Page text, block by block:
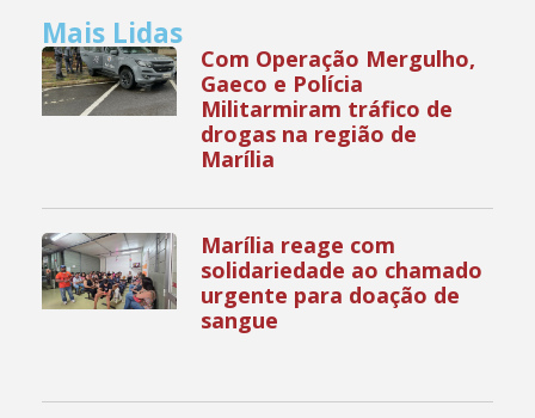
Mais Lidas
Com Operação Mergulho,
Gaeco e Polícia
Militarmiram tráfico de
drogas na região de
Marília
Marília reage com
solidariedade ao chamado
urgente para doação de
sangue